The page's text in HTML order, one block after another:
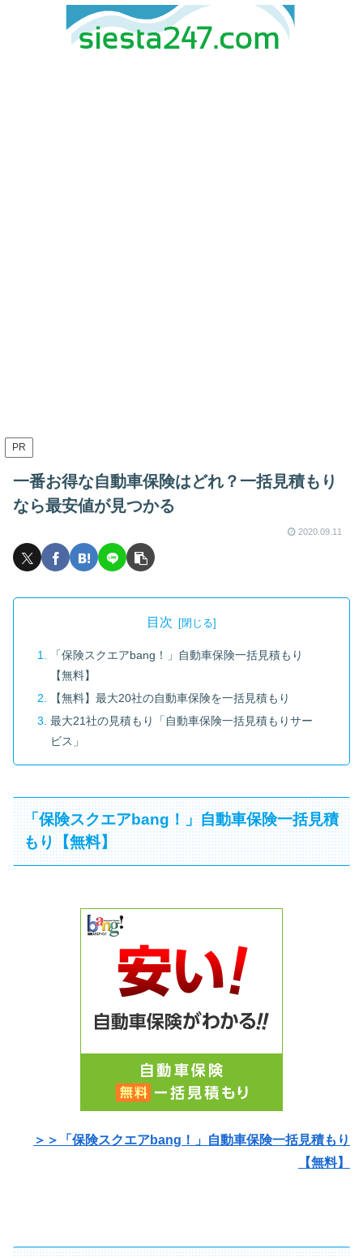
PR
一番お得な自動車保険はどれ？一括見積もり
なら最安値が見つかる
2020.09.11
目次
「保険スクエアbang！」自動車保険一括見積もり
【無料】
【無料】最大20社の自動車保険を一括見積もり
最大21社の見積もり「自動車保険一括見積もりサー
ビス」
「保険スクエアbang！」自動車保険一括見積
もり【無料】
＞＞「保険スクエアbang！」自動車保険一括見積もり
【無料】